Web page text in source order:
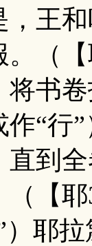
王
（
书
“行
到
【
）耶